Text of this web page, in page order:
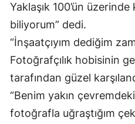
Yaklaşık 100’ün
biliyorum” dedi.
“İnşaatçıyım dediğim
Fotoğrafçılık hobisinin
tarafından güzel
“Benim yakın
fotoğrafla uğraştığım